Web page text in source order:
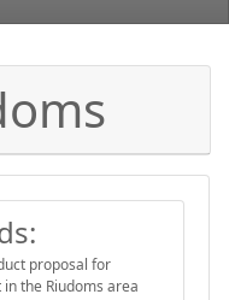
proposal for
the Riudoms area